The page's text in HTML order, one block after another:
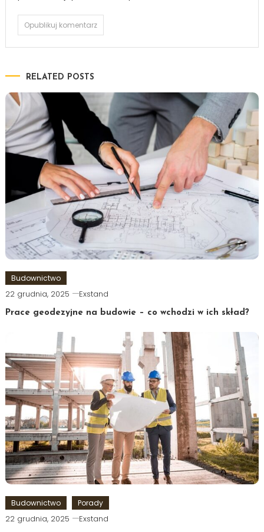
RELATED POSTS
Budownictwo
22 grudnia, 2025 Exstand
Prace geodezyjne na budowie – co wchodzi w ich skład?
Budownictwo Porady
22 grudnia, 2025 Exstand